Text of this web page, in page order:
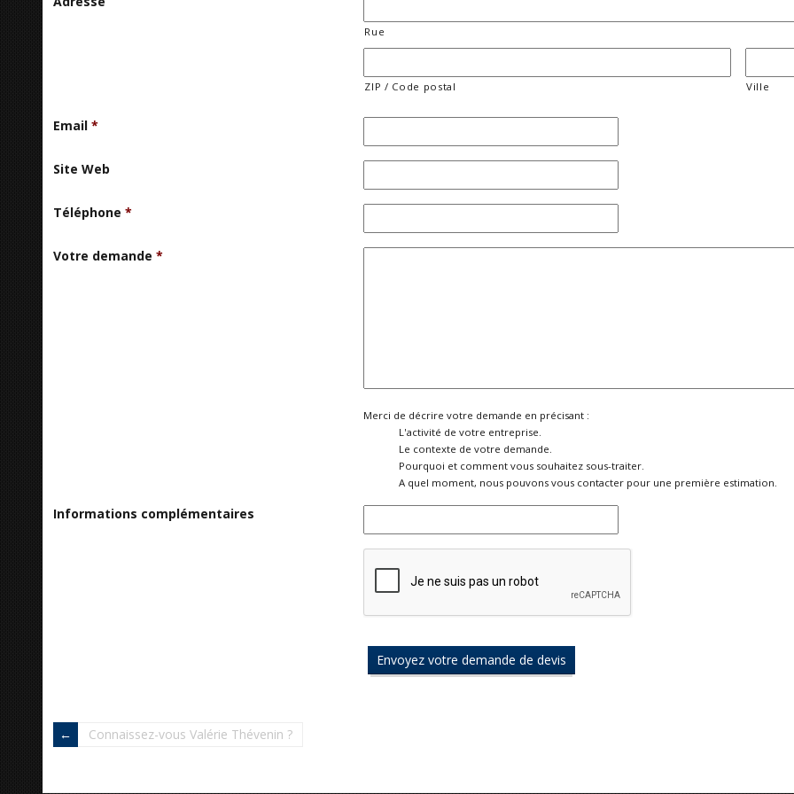
Rue
ZIP / Code postal Ville
Email *
Site Web
Téléphone *
Votre demande *
Merci de décrire votre demande en précisant :
L'activité de votre entreprise.
Le contexte de votre demande.
Pourquoi et comment vous souhaitez sous-traiter.
A quel moment, nous pouvons vous contacter pour une première estimation.
Informations complémentaires
Connaissez-vous Valérie Thévenin ?